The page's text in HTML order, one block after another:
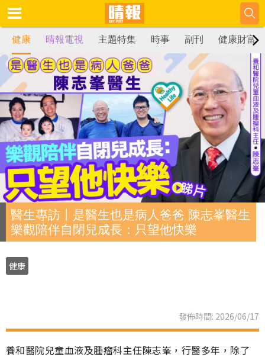
健康 晴報電視 主題特集 時事 副刊 健康財富
醫生專訪丨是醫生也是病人爸爸 陳志峯醫生
樂觀陪伴自閉兒成長：只望他快樂
健康
發佈時間: 2026/06/17
養和醫院兒童血液及腫瘤科主任陳志峯，行醫多年，除了